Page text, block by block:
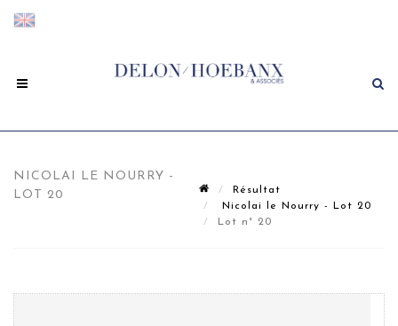
NICOLAI LE NOURRY -
LOT 20
Résultat
Nicolai le Nourry - Lot 20
Lot n° 20